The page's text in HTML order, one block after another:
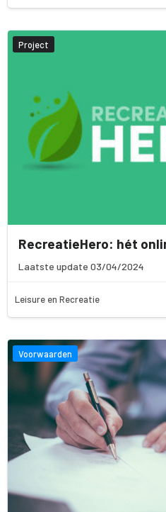
Project
RecreatieHero: hét
Laatste update 03/04/2024
Leisure en Recreatie
Voorwaarden